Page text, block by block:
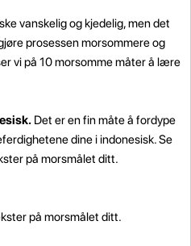
vanskelig og kjedelig, men det
prosessen morsommere og
vi på 10 morsomme måter å lære
Det er en fin måte å fordype
dine i indonesisk. Se
på morsmålet ditt.
på morsmålet ditt.